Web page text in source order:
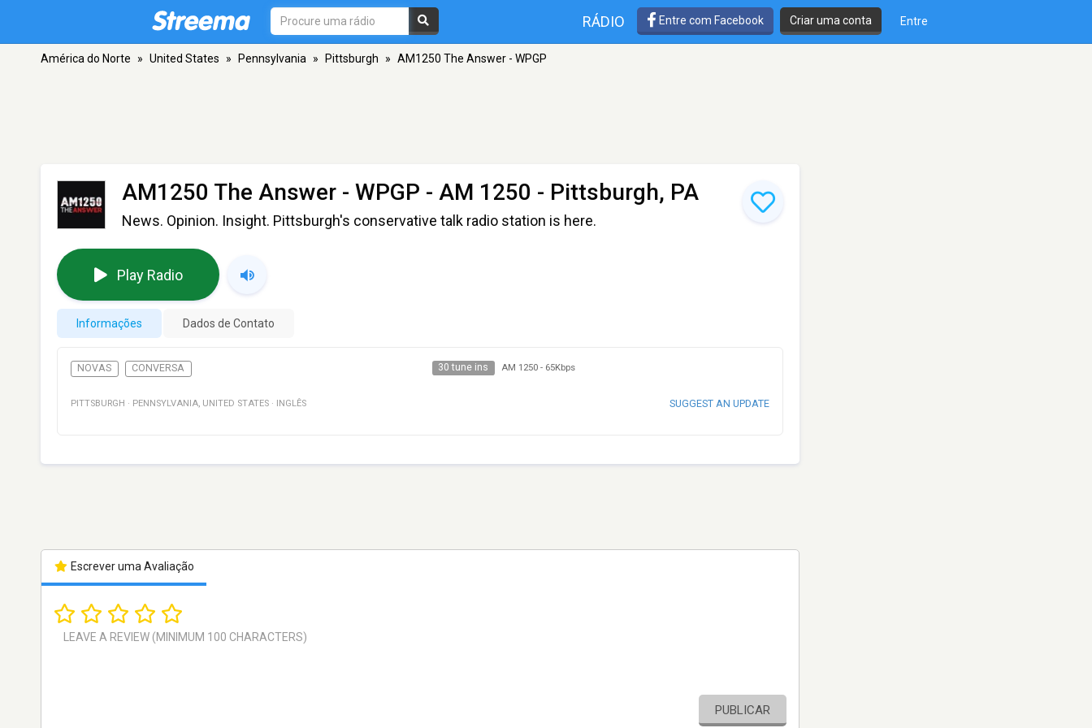
RÁDIO Entre com Facebook Criar uma conta Entre
América do Norte » United States » Pennsylvania » Pittsburgh » AM1250 The Answer - WPGP
AM1250 The Answer - WPGP - AM 1250 - Pittsburgh, PA
News. Opinion. Insight. Pittsburgh's conservative talk radio station is here.
Play Radio
Informações Dados de Contato
NOVAS CONVERSA 30 tune ins AM 1250- 65Kbps
PITTSBURGH · PENNSYLVANIA, UNITED STATES · INGLÊS SUGGEST AN UPDATE
Escrever uma Avaliação
PUBLICAR